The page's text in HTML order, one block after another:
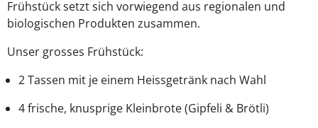
Frühstück setzt sich vorwiegend aus regionalen und
biologischen Produkten zusammen.
Unser grosses Frühstück:
2 Tassen mit je einem Heissgetränk nach Wahl
4 frische, knusprige Kleinbrote (Gipfeli & Brötli)